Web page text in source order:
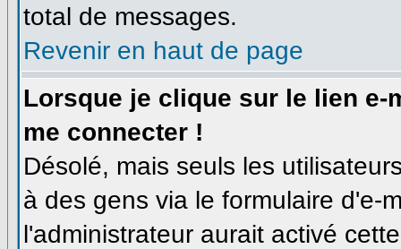
total de messages.
Revenir en haut de page
Lorsque je clique sur le lien e-
me connecter !
Désolé, mais seuls les
à des gens via le formulaire d'e-
l'administrateur aurait activé